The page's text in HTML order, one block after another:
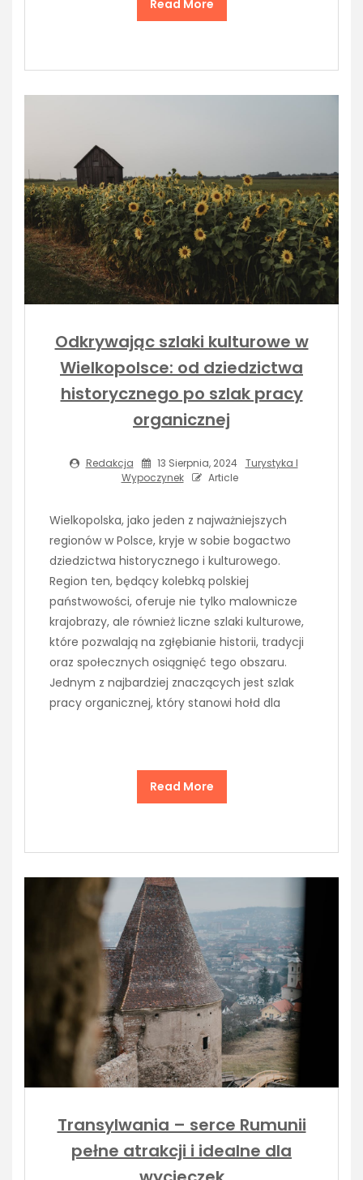
Read More
Odkrywając szlaki kulturowe w
Wielkopolsce: od dziedzictwa
historycznego po szlak pracy
organicznej
Redakcja 13 Sierpnia, 2024
Turystyka I
Wypoczynek
Article
Wielkopolska, jako jeden z najważniejszych
regionów w Polsce, kryje w sobie bogactwo
dziedzictwa historycznego i kulturowego.
Region ten, będący kolebką polskiej
państwowości, oferuje nie tylko malownicze
krajobrazy, ale również liczne szlaki kulturowe,
które pozwalają na zgłębianie historii, tradycji
oraz społecznych osiągnięć tego obszaru.
Jednym z najbardziej znaczących jest szlak
pracy organicznej, który stanowi hołd dla
Read More
Transylwania – serce Rumunii
pełne atrakcji i idealne dla